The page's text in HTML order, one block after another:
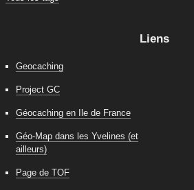
Liens
Geocaching
Project GC
Géocaching en Ile de France
Géo-Map dans les Yvelines (et
ailleurs)
Page de TOF